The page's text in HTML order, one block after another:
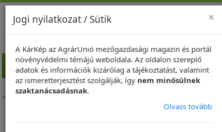
Kezdőlap
NapiKép
NapiKép 2020.03.21.
×
Jogi nyilatkozat / Sütik
A KárKép az AgrárUnió mezőgazdasági magazin és portál
növényvédelmi témájú weboldala. Az oldalon szereplő
adatok és információk kizárólag a tájékoztatást, valamint
az ismeretterjesztést szolgálják, így nem minősülnek
szaktanácsadásnak.
Olvass tovább